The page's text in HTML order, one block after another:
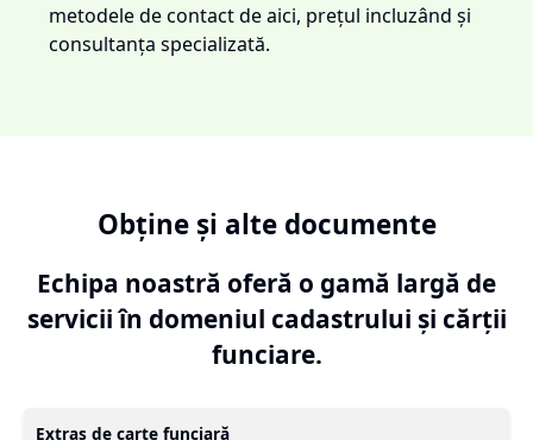
metodele de contact de aici, prețul incluzând și
consultanța specializată.
Obține și alte documente
Echipa noastră oferă o gamă largă de
servicii în domeniul cadastrului și cărții
funciare.
Extras de carte funciară